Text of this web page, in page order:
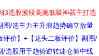
3选股波段高抛低吸神器主打选
图/选主力主升浪趋势确立放量
评价】+【龙头二板评价】副图/
/选股用于趋势逆转建仓偏中线